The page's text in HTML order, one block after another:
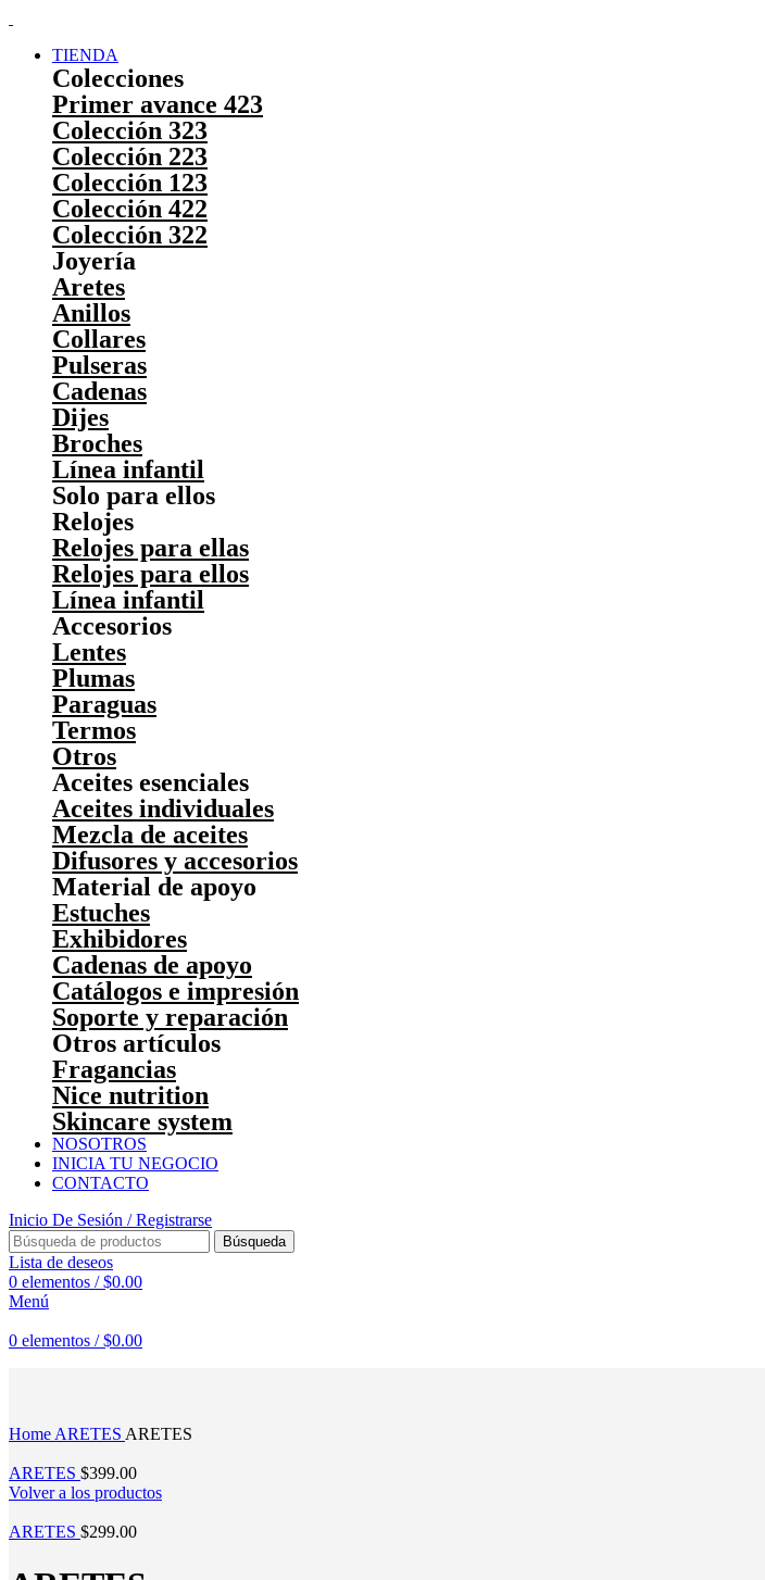
TIENDA
Colecciones
Primer avance 423
Colección 323
Colección 223
Colección 123
Colección 422
Colección 322
Joyería
Aretes
Anillos
Collares
Pulseras
Cadenas
Dijes
Broches
Línea infantil
Solo para ellos
Relojes
Relojes para ellas
Relojes para ellos
Línea infantil
Accesorios
Lentes
Plumas
Paraguas
Termos
Otros
Aceites esenciales
Aceites individuales
Mezcla de aceites
Difusores y accesorios
Material de apoyo
Estuches
Exhibidores
Cadenas de apoyo
Catálogos e impresión
Soporte y reparación
Otros artículos
Fragancias
Nice nutrition
Skincare system
NOSOTROS
INICIA TU NEGOCIO
CONTACTO
Inicio De Sesión / Registrarse
Búsqueda
Lista de deseos
0 elementos / $0.00
Menú
0 elementos / $0.00
Home ARETES ARETES
ARETES $399.00
Volver a los productos
ARETES $299.00